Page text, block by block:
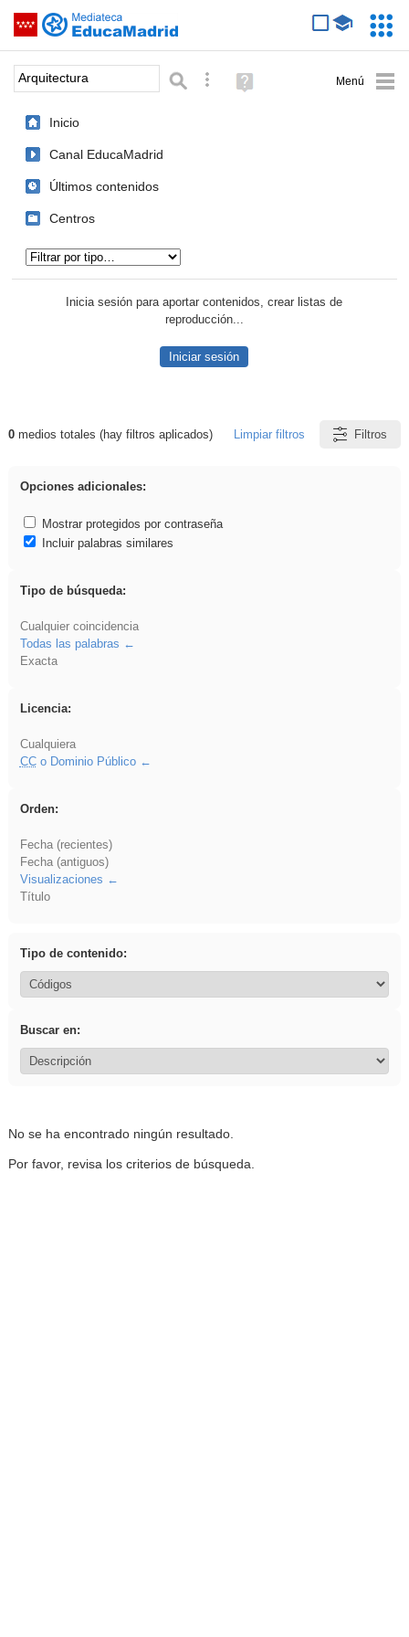
Saltar navegación
Palabra o frase: Búsqueda avanzada
Ayuda
(en
Inicio
Canal EducaMadrid
Últimos contenidos
Centros
Inicia sesión para aportar contenidos, crear listas de
reproducción...
Iniciar sesión
Resultados de: Arquitectura
0medios totales (hay filtros aplicados) Limpiar filtros Filtros
Opciones adicionales:
Mostrar protegidos por contraseña
Incluir palabras similares
Tipo de búsqueda:
Cualquier coincidencia
Todas las palabras
Exacta
Licencia:
Cualquiera
CCo Dominio Público
Orden:
Fecha (recientes)
Fecha (antiguos)
Visualizaciones
Título
Tipo de contenido:
Buscar en:
No se ha encontrado ningún resultado.
Por favor, revisa los criterios de búsqueda.